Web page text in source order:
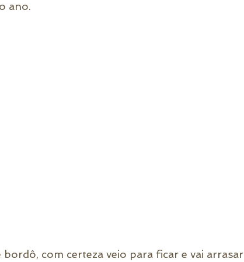
ano.
com certeza veio para ficar e vai arrasar